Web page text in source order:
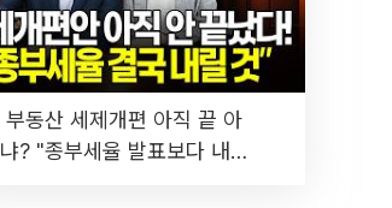
부동산 세제개편 아직 끝 아
냐? "종부세율 발표보다 내릴